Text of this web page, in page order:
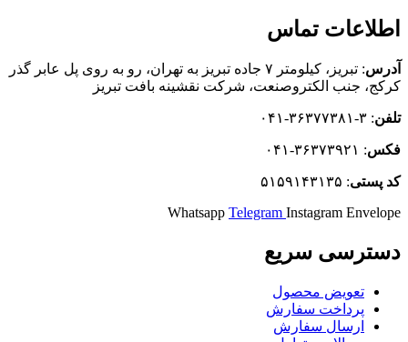
اطلاعات تماس
آدرس
: تبریز، كيلومتر ۷ جاده تبريز به تهران، رو به روی پل عابر گذر
کرکج، جنب الکتروصنعت، شركت نقشينه بافت تبريز
تلفن: ۳-۳۶۳۷۷۳۸۱-۰۴۱
فکس: ۳۶۳۷۳۹۲۱-۰۴۱
كد پستی: ۵۱۵۹۱۴۳۱۳۵
Whatsapp Telegram Instagram Envelope
دسترسی سریع
تعویض محصول
پرداخت سفارش
ارسال سفارش